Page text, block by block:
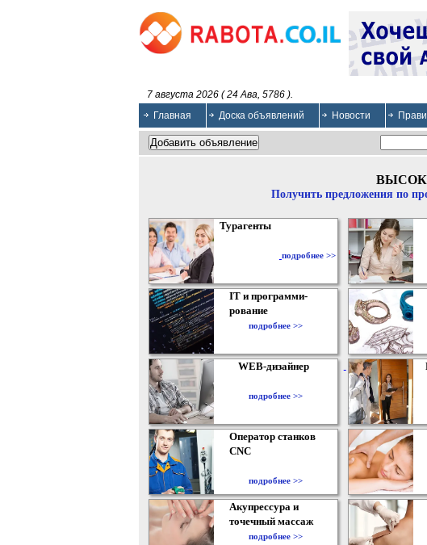
7 августа 2026 ( 24 Ава, 5786 ).
Главная
Доска объявлений Новости
Получить предложения по
Турагенты
подробнее >>
IT и программи-
рование
подробнее >>
WEB-дизайнер
подробнее >>
Оператор станков
CNC
подробнее >>
Акупрессура и
точечный массаж
подробнее >>